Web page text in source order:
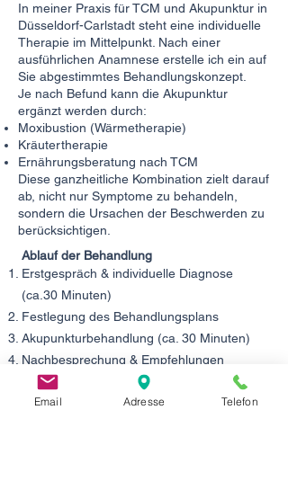
In meiner Praxis für TCM und Akupunktur in
Düsseldorf-Carlstadt steht eine individuelle
Therapie im Mittelpunkt. Nach einer
ausführlichen Anamnese erstelle ich ein auf
Sie abgestimmtes Behandlungskonzept.
Je nach Befund kann die Akupunktur
ergänzt werden durch:
Moxibustion (Wärmetherapie)
Kräutertherapie
Ernährungsberatung nach TCM
Diese ganzheitliche Kombination zielt darauf
ab, nicht nur Symptome zu behandeln,
sondern die Ursachen der Beschwerden zu
berücksichtigen.
Ablauf der Behandlung
Erstgespräch & individuelle Diagnose
(ca.30 Minuten)
Festlegung des Behandlungsplans
Akupunkturbehandlung (ca. 30 Minuten)
Nachbesprechung & Empfehlungen
Die Behandlung erfolgt individuell und
diskret.
Email Adresse Telefon